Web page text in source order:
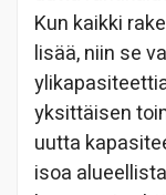
Kun kaikki
lisää, niin se
yksittäisen
uutta
isoa